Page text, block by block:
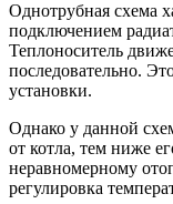
Однотрубная схема
подключением
Теплоноситель
последовательно.
установки.
Однако у данной
от котла, тем ниже
неравномерному
регулировка